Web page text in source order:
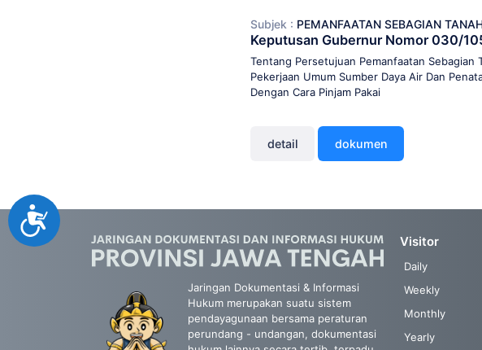
Accessibility
Subjek : PEMANFAATAN SEBAGIAN
Keputusan Gubernur Nomor 030/
Tentang Persetujuan Pemanfaatan Sebagian
Pekerjaan Umum Sumber Daya Air Dan
Dengan Cara Pinjam Pakai
detail dokumen
Jaringan Dokumentasi & Informasi
Hukum merupakan suatu sistem
pendayagunaan bersama peraturan
perundang - undangan, dokumentasi
Visitor
Daily
Weekly
Monthly
Yearly